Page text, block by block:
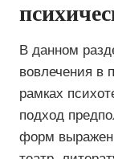
В данном
вовлечения в
рамках
подход
форм